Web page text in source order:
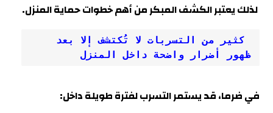
لذلك يعتبر الكشف المبكر من أهم خطوات حماية المنزل.
ظهور أضرار واضحة داخل المنزل
فيضرما، قد يستمر التسرب لفترة طويلة داخل: